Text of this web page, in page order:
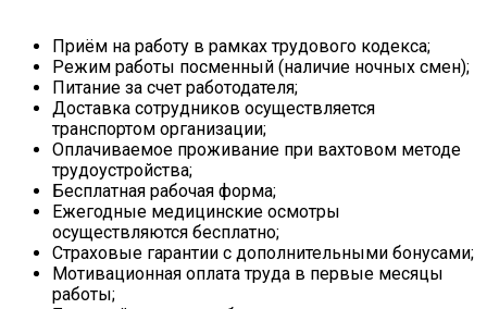
Приём на работу в рамках трудового кодекса;
Режим работы посменный (наличие ночных смен);
Питание за счет работодателя;
Доставка сотрудников осуществляется
транспортом организации;
Оплачиваемое проживание при вахтовом методе
трудоустройства;
Бесплатная рабочая форма;
Ежегодные медицинские осмотры
осуществляются бесплатно;
Страховые гарантии с дополнительными бонусами;
Мотивационная оплата труда в первые месяцы
работы;